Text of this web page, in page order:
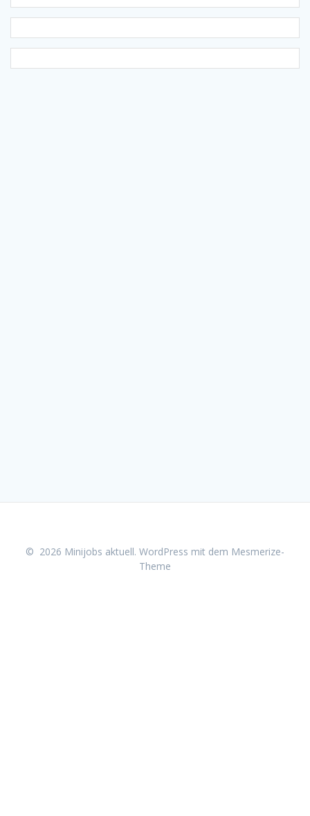
© 2026 Minijobs aktuell. WordPress mit dem Mesmerize-
Theme